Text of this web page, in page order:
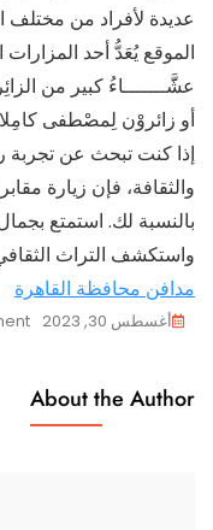
عديدة لأفراد من مختلف
الموقع يُعَدُّ أحد المزارات
عشََّـــــــاءُ كبير من
أو زائروْن لِمصْطفى
إذا كنت تبحث عن تجربة
والثقافة، فإن زيارة
بالنسبة لك. استمتع
واستكشف التراث
مدافن محافظة القاهرة
أغسطس 30, 2023
About the Author